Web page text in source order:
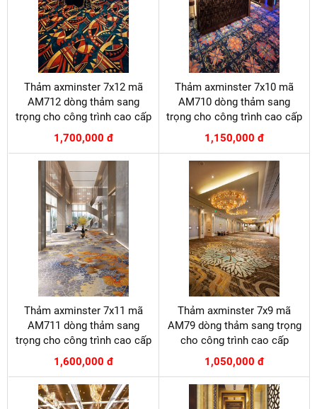
Thảm axminster 7x12 mã
AM712 dòng thảm sang
trọng cho công trình cao cấp
1,700,000 đ
Thảm axminster 7x10 mã
AM710 dòng thảm sang
trọng cho công trình cao cấp
1,150,000 đ
Thảm axminster 7x11 mã
AM711 dòng thảm sang
trọng cho công trình cao cấp
1,600,000 đ
Thảm axminster 7x9 mã
AM79 dòng thảm sang trọng
cho công trình cao cấp
1,050,000 đ